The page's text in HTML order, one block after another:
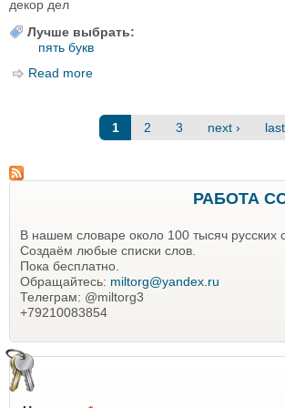
декор дел
Лучше выбрать:
пять букв
Read more
1 2 3 next ›
РАБОТА
В нашем словаре около 100 тысяч русских
Создаём любые списки слов.
Пока бесплатно.
Обращайтесь: miltorg@yandex.ru
Телеграм: @miltorg3
+79210083854